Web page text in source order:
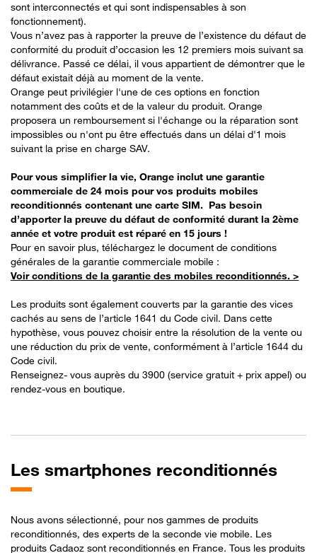
sont interconnectés et qui sont indispensables à son
fonctionnement).​
Vous n’avez pas à rapporter la preuve de l’existence du défaut de
conformité du produit d’occasion les 12 premiers mois suivant sa
délivrance. Passé ce délai, il vous appartient de démontrer que le
défaut existait déjà au moment de la vente​.
Orange peut privilégier l'une de ces options en fonction
notamment des coûts et de la valeur du produit. Orange
proposera un remboursement si l'échange ou la réparation sont
impossibles ou n'ont pu être effectués dans un délai d'1 mois
suivant la prise en charge SAV.​
Pour vous simplifier la vie, Orange inclut une garantie
commerciale de 24 mois pour vos produits mobiles
reconditionnés contenant une carte SIM. Pas besoin
d’apporter la preuve du défaut de conformité​ durant la 2ème
année et votre produit est réparé en 15 jours !
Pour en savoir plus, téléchargez le document de conditions
générales de la garantie commerciale mobile : ​
Voir conditions de la garantie des mobiles reconditionnés. >
Les produits sont également couverts par la garantie des vices
cachés au sens de l’article 1641 du Code civil. Dans cette
hypothèse, vous pouvez choisir entre la résolution de la vente ou
une réduction du prix de vente, conformément à l’article 1644 du
Code civil.​
Renseignez- vous auprès du 3900 (service gratuit + prix appel) ou
rendez-vous en boutique.
Les smartphones reconditionnés
Nous avons sélectionné, pour nos gammes de produits
reconditionnés, des experts de la seconde vie mobile. Les
produits Cadaoz sont reconditionnés en France. Tous les produits